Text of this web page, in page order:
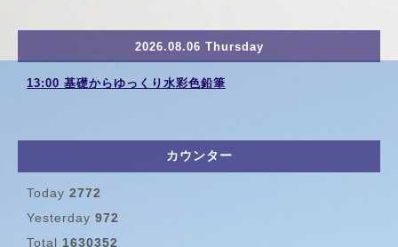
2026.08.06 Thursday
13:00 基礎からゆっくり水彩色鉛筆
カウンター
Today 2772
Yesterday 972
Total 1630352